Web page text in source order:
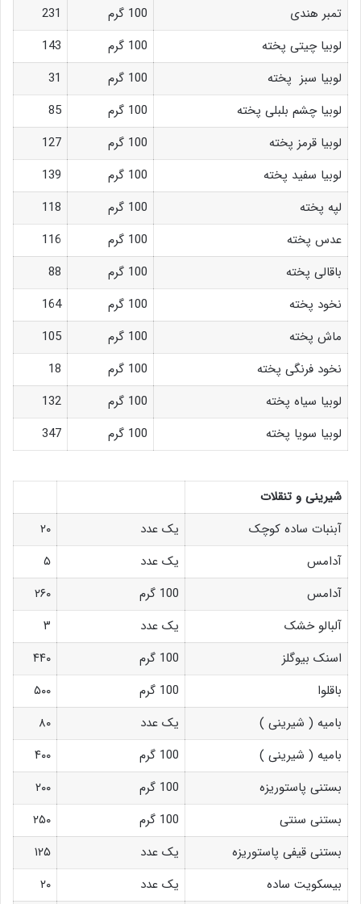
تمبر هندی
100 گرم
231
لوبیا چیتی پخته
100 گرم
143
لوبیا سبز پخته
100 گرم
31
لوبیا چشم بلبلی پخته
100 گرم
85
لوبیا قرمز پخته
100 گرم
127
لوبیا سفید پخته
100 گرم
139
لپه پخته
100 گرم
118
عدس پخته
100 گرم
116
باقالی پخته
100 گرم
88
نخود پخته
100 گرم
164
ماش پخته
100 گرم
105
نخود فرنگی پخته
100 گرم
18
لوبیا سیاه پخته
100 گرم
132
لوبیا سویا پخته
100 گرم 347
شیرینی و تنقلات
آبنبات ساده کوچک
یک عدد
۲۰
آدامس
یک عدد
۵
آدامس
100 گرم
۲۶۰
آلبالو خشک
یک عدد
۳
اسنک بیوگلز
100 گرم
۴۴۰
باقلوا
100 گرم
۵۰۰
بامیه ( شیرینی )
یک عدد
۸۰
بامیه ( شیرینی )
100 گرم
۴۰۰
بستنی پاستوریزه
100 گرم
۲۰۰
بستنی سنتی
100 گرم
۲۵۰
بستنی قیفی پاستوریزه
یک عدد
۱۲۵
بیسکویت ساده
یک عدد ۲۰